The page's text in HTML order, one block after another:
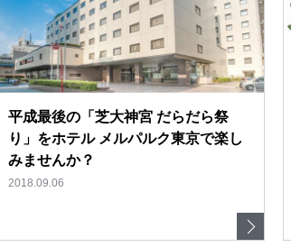
平成最後の「芝大神宮 だらだら祭
り」をホテル メルパルク東京で楽し
みませんか？
2018.09.06